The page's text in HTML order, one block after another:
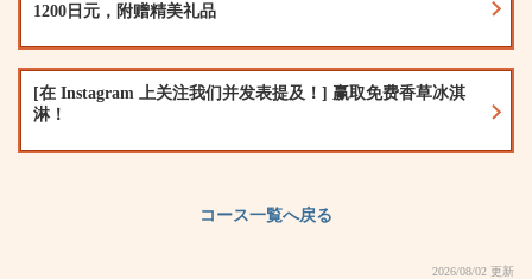
1200日元，附赠精美礼品
[在 Instagram 上关注我们并发表提及！] 赢取免费香草冰淇
淋！
コース一覧へ戻る
2026/08/02 更新